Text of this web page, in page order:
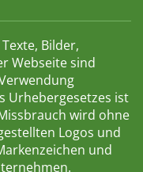
Bilder,
Webseite sind
Urhebergesetzes ist
wird ohne
Logos und
und